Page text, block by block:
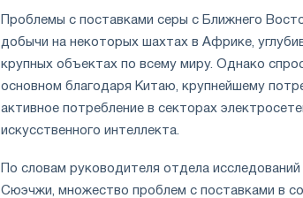
Проблемы с поставками серы с Ближнего
добычи на некоторых шахтах в Африке,
крупных объектах по всему миру. Однако
основном благодаря Китаю, крупнейшему
активное потребление в секторах
искусственного интеллекта.
По словам руководителя отдела
Сюэчжи, множество проблем с поставками в